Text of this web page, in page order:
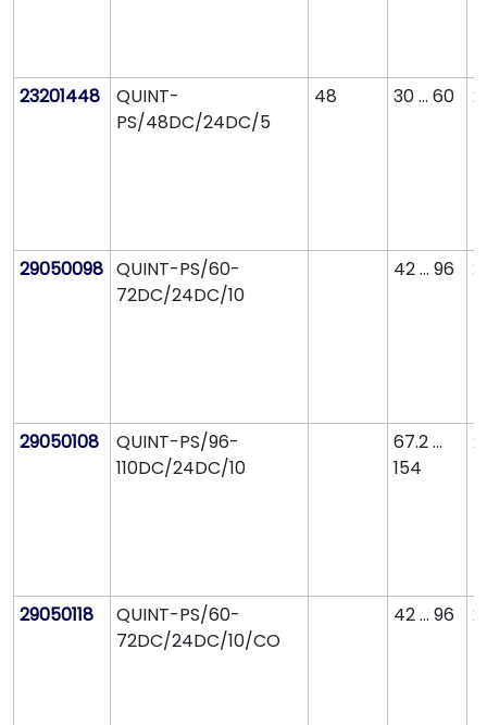
23201448
QUINT-
PS/48DC/24DC/5
48 30 ... 60
29050098 QUINT-PS/60-
72DC/24DC/10
42 ... 96
29050108
QUINT-PS/96-
110DC/24DC/10
67.2 ...
154
29050118
QUINT-PS/60-
72DC/24DC/10/CO
42 ... 96